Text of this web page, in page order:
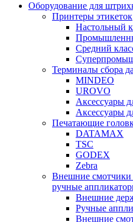
Оборудование для
Принтеры этикеток
Настольный
Средний
Терминалы сбора
MINDEO
UROVO
Аксессуары
Аксессуары
Печатающие
DATAMAX
TSC
GODEX
Zebra
Внешние смотчики
ручные
Внешние
Ручные
Внешние